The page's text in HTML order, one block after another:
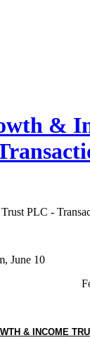
&
PLC -
June 10
& INCOME